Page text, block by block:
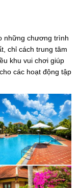
những chương trình
chỉ cách trung tâm
khu vui chơi giúp
các hoạt động tập